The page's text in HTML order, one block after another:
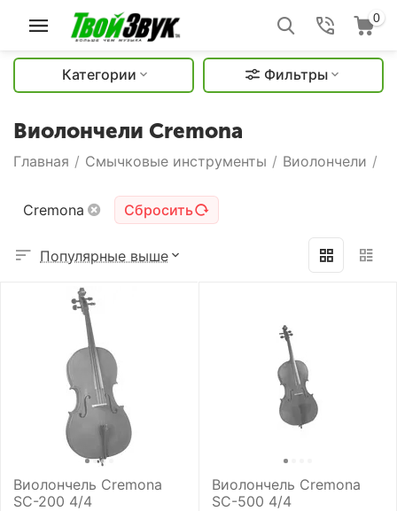
0
Категории Фильтры
Виолончели Cremona
Главная / Смычковые инструменты / Виолончели /
Cremona Сбросить
Популярные выше
Виолончель Cremona
SC-200 4/4
Виолончель Cremona
SC-500 4/4